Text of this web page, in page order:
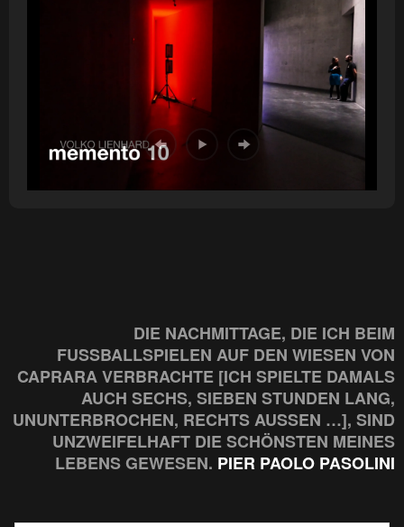
DIE NACHMITTAGE, DIE ICH BEIM
FUSSBALLSPIELEN AUF DEN WIESEN VON C
APRARA VERBRACHTE [ICH SPIELTE DAMALS A
UCH SECHS, SIEBEN STUNDEN LANG, U
NUNTERBROCHEN, RECHTS AUSSEN …], SIND UN
ZWEIFELHAFT DIE SCHÖNSTEN MEINES LE
BENS GEWESEN.
PIER PAOLO PASOLINI